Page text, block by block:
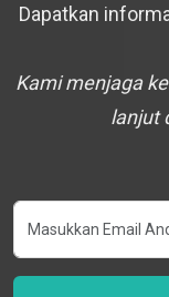
Dapatkan
Kami menjaga
lanjut